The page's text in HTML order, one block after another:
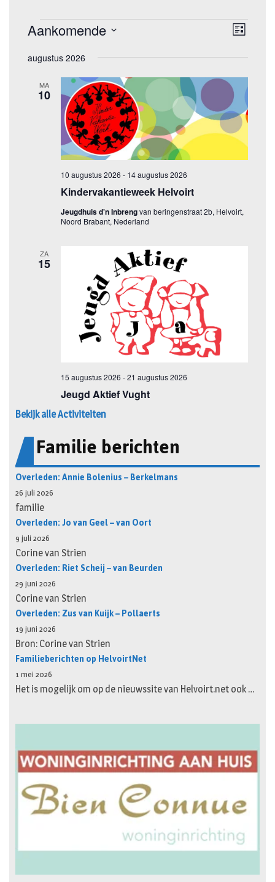
Bekijk alle Activiteiten
Familie berichten
Overleden: Annie Bolenius – Berkelmans
26 juli 2026
familie
Overleden: Jo van Geel – van Oort
9 juli 2026
Corine van Strien
Overleden: Riet Scheij – van Beurden
29 juni 2026
Corine van Strien
Overleden: Zus van Kuijk – Pollaerts
19 juni 2026
Bron: Corine van Strien
Familieberichten op HelvoirtNet
1 mei 2026
Het is mogelijk om op de nieuwssite van Helvoirt.net ook …